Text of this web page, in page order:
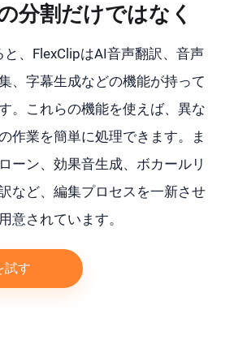
分割だけではなく
と、FlexClipはAI音声翻訳、音声
、字幕生成などの機能が持って
。これらの機能を使えば、異な
作業を簡単に処理できます。ま
ーン、効果音生成、ボカールリ
など、編集プロセスを一新させ
意されています。
試す